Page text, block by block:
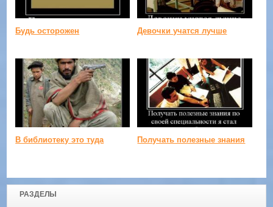
РАЗДЕЛЫ
Будь осторожен Девочки учатся лучше
В библиотеку это туда Получать полезные знания